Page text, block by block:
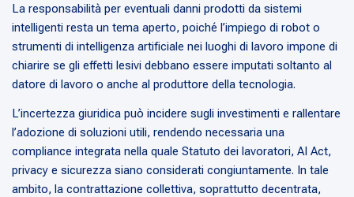
La responsabilità per eventuali danni prodotti da sistemi
intelligenti resta un tema aperto, poiché l’impiego di robot o
strumenti di intelligenza artificiale nei luoghi di lavoro impone di
chiarire se gli effetti lesivi debbano essere imputati soltanto al
datore di lavoro o anche al produttore della tecnologia.
L’incertezza giuridica può incidere sugli investimenti e rallentare
l’adozione di soluzioni utili, rendendo necessaria una
compliance integrata nella quale Statuto dei lavoratori, AI Act,
privacy e sicurezza siano considerati congiuntamente. In tale
ambito, la contrattazione collettiva, soprattutto decentrata,